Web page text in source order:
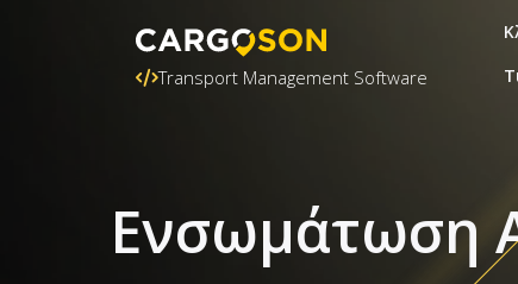
Transport Management Software
Ενσωμάτωση